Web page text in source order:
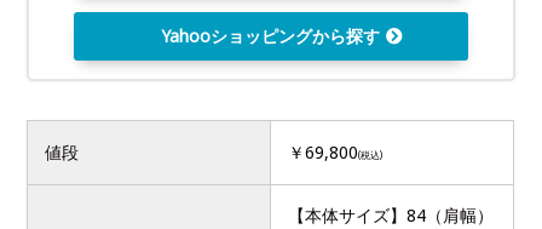
Yahooショッピングから探す
値段 ￥69,800(税込)
【本体サイズ】84（肩幅）